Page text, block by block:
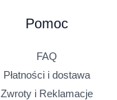
Pomoc
FAQ
Płatności i dostawa
Zwroty i Reklamacje